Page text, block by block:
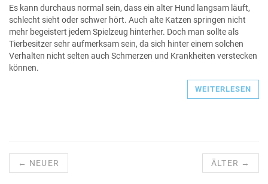
Es kann durchaus normal sein, dass ein alter Hund langsam läuft,
schlecht sieht oder schwer hört. Auch alte Katzen springen nicht
mehr begeistert jedem Spielzeug hinterher. Doch man sollte als
Tierbesitzer sehr aufmerksam sein, da sich hinter einem solchen
Verhalten nicht selten auch Schmerzen und Krankheiten verstecken
können.
WEITERLESEN
← NEUER ÄLTER →